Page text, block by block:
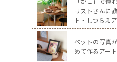
リストさんに
ト・しつらえ
ペットの写真
めて作るアー